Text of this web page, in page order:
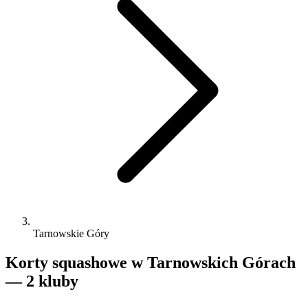
Tarnowskie Góry
Korty squashowe w Tarnowskich Górach
— 2 kluby